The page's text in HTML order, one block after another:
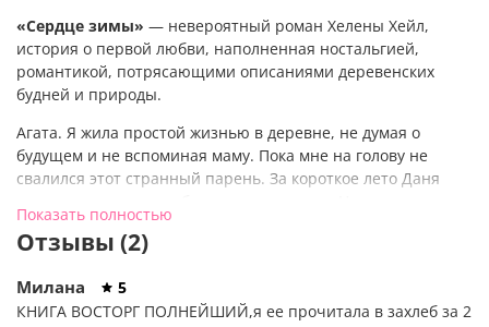
«Сердце зимы» — невероятный роман Хелены Хейл,
история о первой любви, наполненная ностальгией,
романтикой, потрясающими описаниями деревенских
будней и природы.
Агата. Я жила простой жизнью в деревне, не думая о
будущем и не вспоминая маму. Пока мне на голову не
свалился этот странный парень. За короткое лето Даня
мое сердце, когда наступит зима?
Случай столкнул нас не просто так, только ей удалось
отвлечь меня от горя. Колючая, холодная, Агата избегает
Показать полностью
Отзывы (2)
Милана
5
КНИГА ВОСТОРГ ПОЛНЕЙШИЙ,я ее прочитала в захлеб за 2